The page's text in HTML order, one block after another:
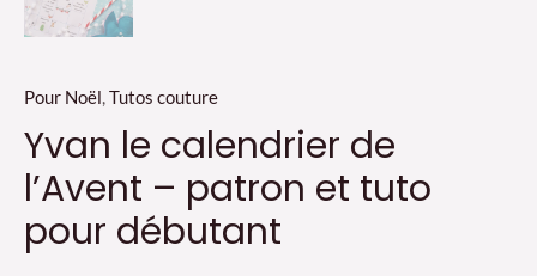
Pour Noël,Tutos couture
Yvan le calendrier de
l’Avent – patron et tuto
pour débutant